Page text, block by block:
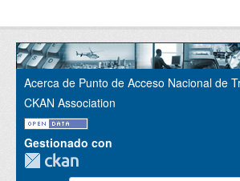
Acerca de Punto de Acceso Nacional de
CKAN Association
Gestionado con